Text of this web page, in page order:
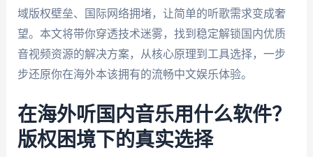
域版权壁垒、国际网络拥堵，让简单的听歌需求变成奢
望。本文将带你穿透技术迷雾，找到稳定解锁国内优质
音视频资源的解决方案，从核心原理到工具选择，一步
步还原你在海外本该拥有的流畅中文娱乐体验。
在海外听国内音乐用什么软件？
版权困境下的真实选择